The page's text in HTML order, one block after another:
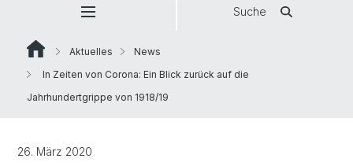
Suche
Aktuelles
News
In Zeiten von Corona: Ein Blick zurück auf die
Jahrhundertgrippe von 1918/19
26. März 2020